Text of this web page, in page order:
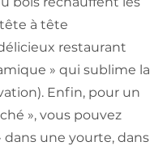
à tête
restaurant
» qui sublime la
Enfin, pour un
», vous pouvez
dans une yourte, dans